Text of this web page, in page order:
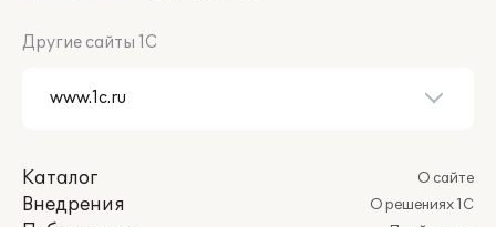
Другие сайты 1С
Каталог
Внедрения
О сайте
О решениях 1С